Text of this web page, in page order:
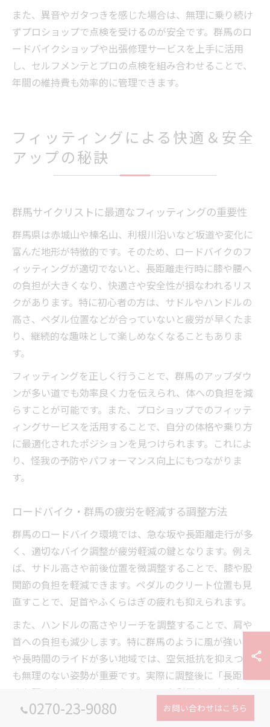
また、異音やガタつきを感じた場合は、無理に乗り続け
ずプロショップで点検を受けるのが安全です。群馬のロ
ードバイクショップや出張修理サービスを上手に活用
し、セルフメンテとプロの点検を組み合わせることで、
年間の維持費も効率的に管理できます。
フィッティングによる快適＆安全
アップの秘訣
群馬サイクリストに最適なフィッティングの重要性
群馬県は赤城山や榛名山、利根川沿いなど坂道や変化に
富んだ地形が特徴的です。そのため、ロードバイクのフ
ィッティングが適切でないと、長距離走行時に膝や腰へ
の負担が大きくなり、快適さや安全性が損なわれるリス
クがあります。特に初心者の方は、サドルやハンドルの
高さ、ペダル位置などが合っていないと疲労が早くたま
り、継続的な趣味として楽しめなくなることもありま
す。
フィッティングを正しく行うことで、群馬のアップダウ
ンが多い道でも効率良く力を伝えられ、体への負担を減
らすことが可能です。また、プロショップでのフィッテ
ィングサービスを活用することで、自分の体格や乗り方
に最適化されたポジションを見つけられます。これによ
り、怪我の予防やパフォーマンス向上にもつながりま
す。
ロードバイク・群馬の疲労を軽減する調整方法
群馬のロードバイク環境では、急な坂や長距離走行が多
く、適切なバイク調整が疲労軽減の鍵となります。例え
ば、サドル高さや前後位置を微調整することで、膝や股
関節の負担を軽減できます。ペダルのクリート位置も見
直すことで、足首やふくらはぎの疲れも抑えられます。
また、ハンドルの高さやリーチを調整することで、肩や
首への負担も減少します。特に群馬のように風が強い日
や長時間のライドが多い地域では、空気抵抗を抑えつつ
も無理のない姿勢が重要です。実際に調整後に「長距離
でも腰の痛みがなくなった」といった利用者の声も多
く、毎月のセルフチェックを習慣化することが推奨され
0270-23-9080 お問い合わせはこちら